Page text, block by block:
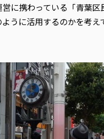
に携わっている「青葉区
うに活用するのかを考え